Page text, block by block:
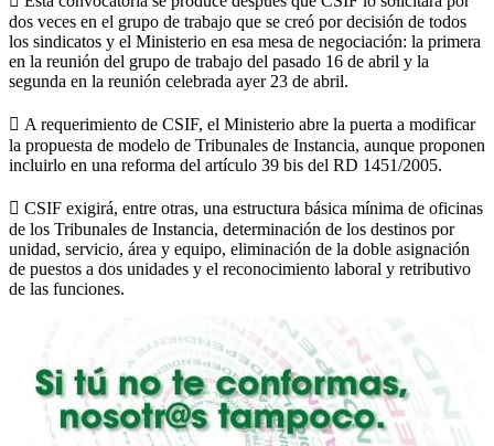
dos veces en el grupo de trabajo que se creó por decisión de todos
los sindicatos y el Ministerio en esa mesa de negociación: la primera
en la reunión del grupo de trabajo del pasado 16 de abril y la
segunda en la reunión celebrada ayer 23 de abril.
 A requerimiento de CSIF, el Ministerio abre la puerta a modificar
la propuesta de modelo de Tribunales de Instancia, aunque proponen
incluirlo en una reforma del artículo 39 bis del RD 1451/2005.
 CSIF exigirá, entre otras, una estructura básica mínima de oficinas
de los Tribunales de Instancia, determinación de los destinos por
unidad, servicio, área y equipo, eliminación de la doble asignación
de puestos a dos unidades y el reconocimiento laboral y retributivo
de las funciones.